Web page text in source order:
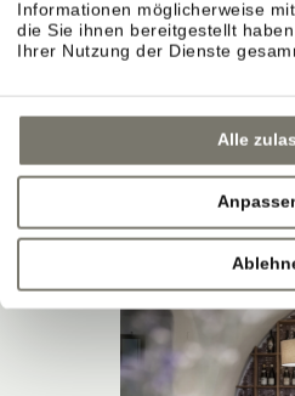
Informationen möglicherweise
die Sie ihnen bereitgestellt
Ihrer Nutzung der Dienste
Alle